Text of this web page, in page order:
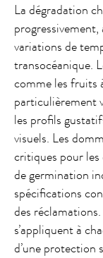
La dégradation
variations de
transocéanique.
comme les fruits
particulièrement
les profils
visuels. Les
critiques pour
de germination
spécifications
des
s’appliquent à
d’une protection